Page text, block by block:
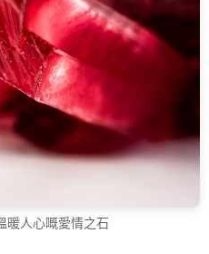
暖人心嘅愛情之石